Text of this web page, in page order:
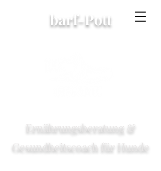
barf-Pott
Ernährungsberatung &
Gesundheitscoach für Hunde